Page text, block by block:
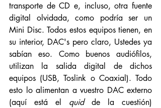
transporte de CD e, incluso, otra fuente
digital olvidada, como podría ser un
Mini Disc. Todos estos equipos tienen, en
su interior, DAC's pero claro, Ustedes ya
sabían eso. Como buenos audiófilos,
utilizan la salida digital de dichos
equipos (USB, Toslink o Coaxial). Todo
esto lo alimentan a vuestro DAC externo
(aquí está el quid de la cuestión)